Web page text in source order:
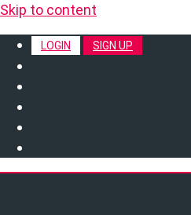
Skip to content
LOGIN SIGN UP